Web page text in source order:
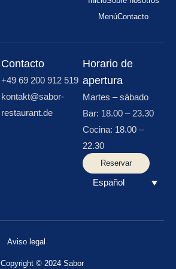
MenúContacto
Contacto
+49 69 200 912 519
kontakt@sabor-
restaurant.de
Horario de
apertura
Martes – sábado
Bar: 18.00 – 23.30
Cocina: 18.00 –
22.30
Reservar
Español
Copyright © 2024 Sabor
Aviso legal